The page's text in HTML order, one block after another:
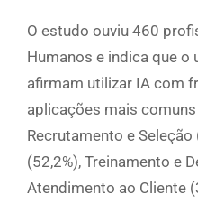
O estudo ouviu 460
Humanos e indica que o
afirmam utilizar IA com
aplicações mais
Recrutamento e Seleção
(52,2%), Treinamento e
Atendimento ao Cliente